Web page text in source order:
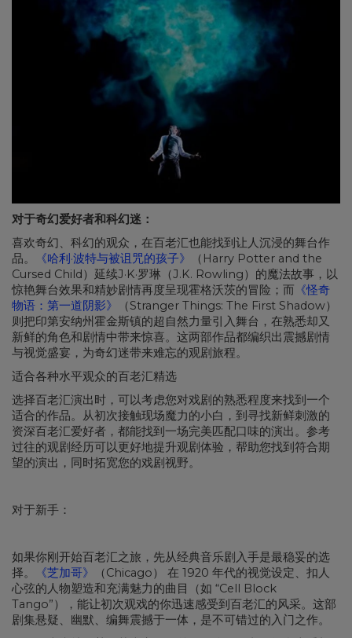
对于奇幻爱好者和科幻迷：
喜欢奇幻、科幻的观众，在百老汇也能找到让人沉浸的舞台作
品。
《哈利·波特与被诅咒的孩子》
（Harry Potter and the
Cursed Child）延续J·K·罗琳（J.K. Rowling）的魔法故事，以
惊艳舞台效果和精妙剧情再度呈现霍格沃茨的冒险；而 《怪奇
物语：第一道阴影》
（Stranger Things: The First Shadow）
则把印第安纳州霍金斯镇的超自然力量引入舞台，在熟悉却又
新鲜的角色和剧情中带来惊喜。这两部作品都编织出震撼剧情
与视觉盛宴，为奇幻迷带来难忘的观剧旅程。
适合各种水平观众的百老汇精选
选择百老汇演出时，可以考虑您对戏剧的熟悉程度来找到一个
适合的作品。从初次接触现场魔力的小白，到寻找新鲜刺激的
资深百老汇爱好者，都能找到一场完美匹配口味的演出。参考
过往的观剧经历可以更好地提升观剧体验，帮助您找到符合期
望的演出，同时拓宽您的戏剧视野。
对于新手：
如果你刚开始百老汇之旅，先从经典音乐剧入手是最稳妥的选
择。
《芝加哥》
（Chicago） 在 1920 年代的视觉设定、扣人
心弦的人物塑造和充满魅力的曲目（如 “Cell Block
Tango”），能让初次观戏的你迅速感受到百老汇的风采。这部
剧集悬疑、幽默、编舞震撼于一体，是不可错过的入门之作。